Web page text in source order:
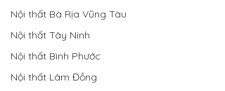
Nội thất Bà Rịa Vũng Tàu
Nội thất Tây Ninh
Nội thất Bình Phước
Nội thất Lâm Đồng